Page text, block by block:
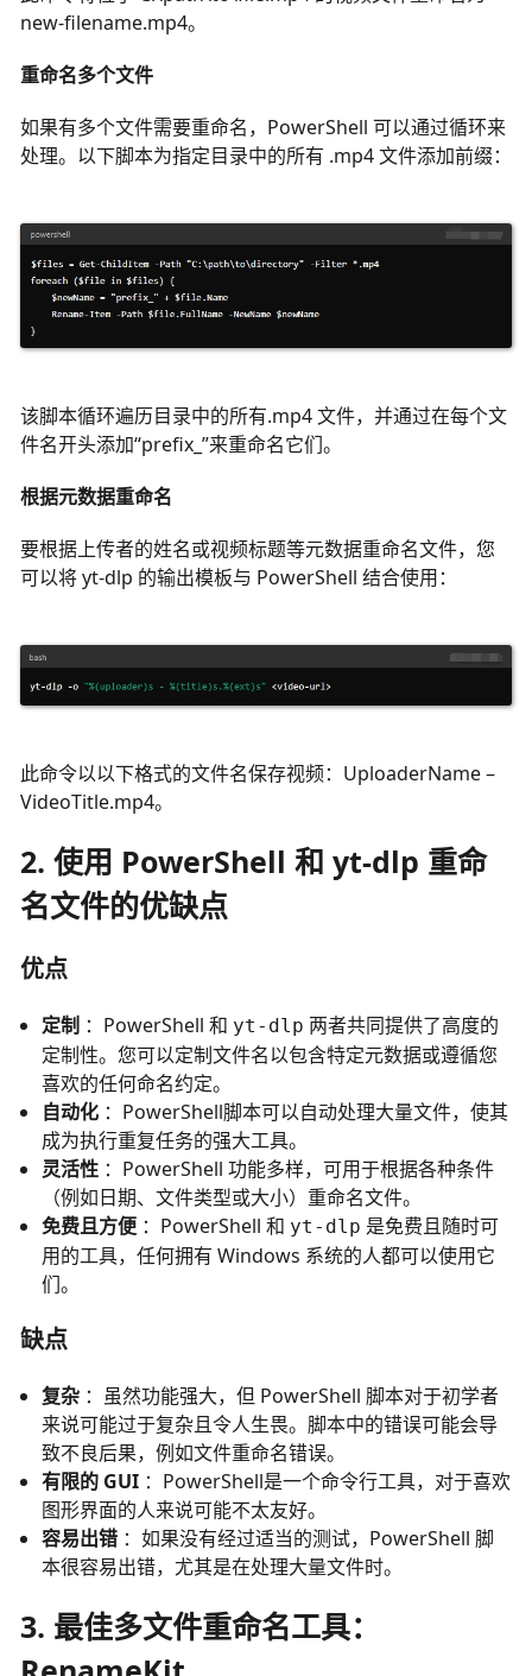
new-filename.mp4。
重命名多个文件
如果有多个文件需要重命名，PowerShell 可以通过循环来
处理。以下脚本为指定目录中的所有 .mp4 文件添加前缀：
该脚本循环遍历目录中的所有.mp4 文件，并通过在每个文
件名开头添加“prefix_”来重命名它们。
根据元数据重命名
要根据上传者的姓名或视频标题等元数据重命名文件，您
可以将 yt-dlp 的输出模板与 PowerShell 结合使用：
此命令以以下格式的文件名保存视频：UploaderName –
VideoTitle.mp4。
2. 使用 PowerShell 和 yt-dlp 重命
名文件的优缺点
优点
定制 ：PowerShell 和 yt-dlp 两者共同提供了高度的
定制性。您可以定制文件名以包含特定元数据或遵循您
喜欢的任何命名约定。
自动化 ：PowerShell脚本可以自动处理大量文件，使其
成为执行重复任务的强大工具。
灵活性 ：PowerShell 功能多样，可用于根据各种条件
（例如日期、文件类型或大小）重命名文件。
免费且方便 ：PowerShell 和 yt-dlp 是免费且随时可
用的工具，任何拥有 Windows 系统的人都可以使用它
们。
缺点
复杂 ：虽然功能强大，但 PowerShell 脚本对于初学者
来说可能过于复杂且令人生畏。脚本中的错误可能会导
致不良后果，例如文件重命名错误。
有限的 GUI ：PowerShell是一个命令行工具，对于喜欢
图形界面的人来说可能不太友好。
容易出错 ：如果没有经过适当的测试，PowerShell 脚
本很容易出错，尤其是在处理大量文件时。
3. 最佳多文件重命名工具：